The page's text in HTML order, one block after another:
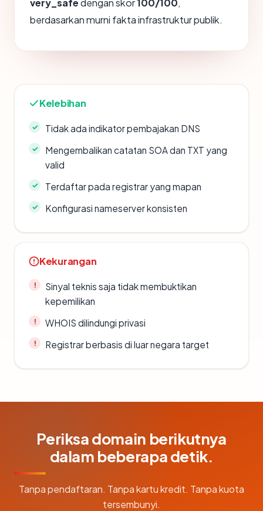
very_safedengan skor100/100,
berdasarkan murni fakta infrastruktur publik.
Kelebihan
Tidak ada indikator pembajakan DNS
Mengembalikan catatan SOA dan TXT yang
valid
Terdaftar pada registrar yang mapan
Konfigurasi nameserver konsisten
Kekurangan
Sinyal teknis saja tidak membuktikan
kepemilikan
WHOIS dilindungi privasi
Registrar berbasis di luar negara target
Periksa domain berikutnya
dalam beberapa detik.
Tanpa pendaftaran. Tanpa kartu kredit. Tanpa kuota
tersembunyi.